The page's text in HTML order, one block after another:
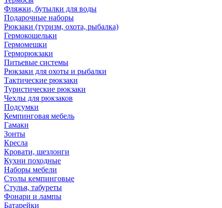
Фляжки, бутылки для воды
Подарочные наборы
Рюкзаки (туризм, охота, рыбалка)
Гермокошельки
Гермомешки
Герморюкзаки
Питьевые системы
Рюкзаки для охоты и рыбалки
Тактические рюкзаки
Туристические рюкзаки
Чехлы для рюкзаков
Подсумки
Кемпинговая мебель
Гамаки
Зонты
Кресла
Кровати, шезлонги
Кухни походные
Наборы мебели
Столы кемпинговые
Стулья, табуреты
Фонари и лампы
Батарейки